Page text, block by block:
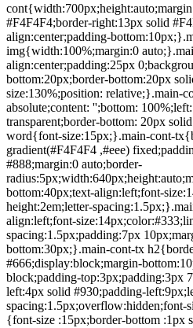
#F4F4F4;border-right:13px solid
align:center;padding-
img{width:100%;margin:0
align:center;padding:25px
bottom:20px;border-bottom:20px
size:130%;position: relative;}.main-
absolute;content: '';bottom:
transparent;border-bottom: 20px
word{font-size:15px;}.main-cont-
gradient(#F4F4F4 ,#eee)
#888;margin:0 auto;border-
bottom:40px;text-align:left;font-
height:2em;letter-
align:left;font-
spacing:1.5px;padding:7px
bottom:30px;}.main-cont-tx
#666;display:block;margin-
block;padding-top:3px;padding:3px
left:4px solid #930;padding-
spacing:1.5px;overflow:hidden;font-
{font-size :15px;border-bottom :1px